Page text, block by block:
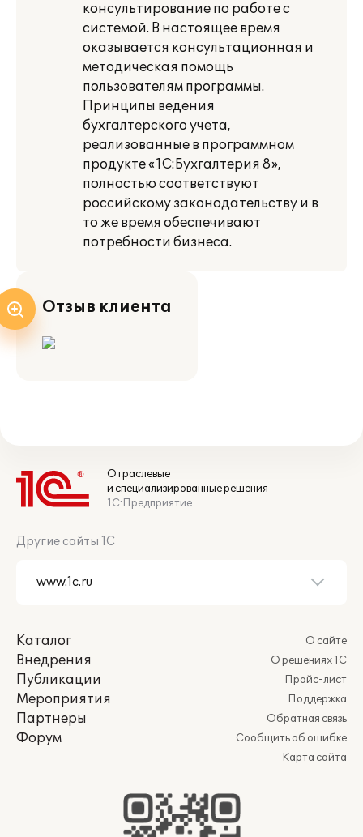
консультирование по работе с
системой. В настоящее время
оказывается консультационная и
методическая помощь
пользователям программы.
Принципы ведения
бухгалтерского учета,
реализованные в программном
продукте «1С:Бухгалтерия 8»,
полностью соответствуют
российскому законодательству и в
то же время обеспечивают
потребности бизнеса.
Отзыв клиента
Отраслевые
и специализированные решения
1С:Предприятие
Другие сайты 1С
Каталог
Внедрения
Публикации
Мероприятия
Партнеры
Форум
О сайте
О решениях 1С
Прайс-лист
Поддержка
Обратная связь
Сообщить об ошибке
Карта сайта